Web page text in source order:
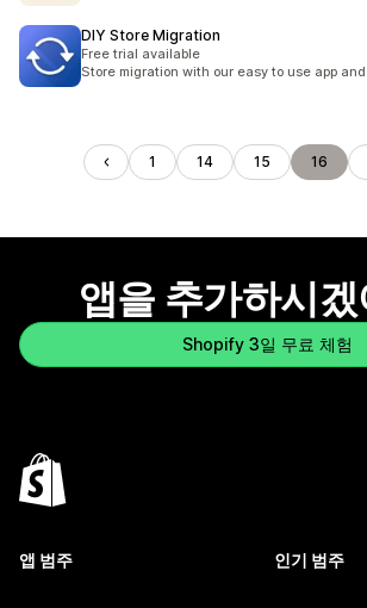
DIY Store Migration
Free trial available
Store migration with our easy to use app
1 14 15 16
앱을 추가하시
Shopify 3일 무료 체험
앱 범주 인기 범주